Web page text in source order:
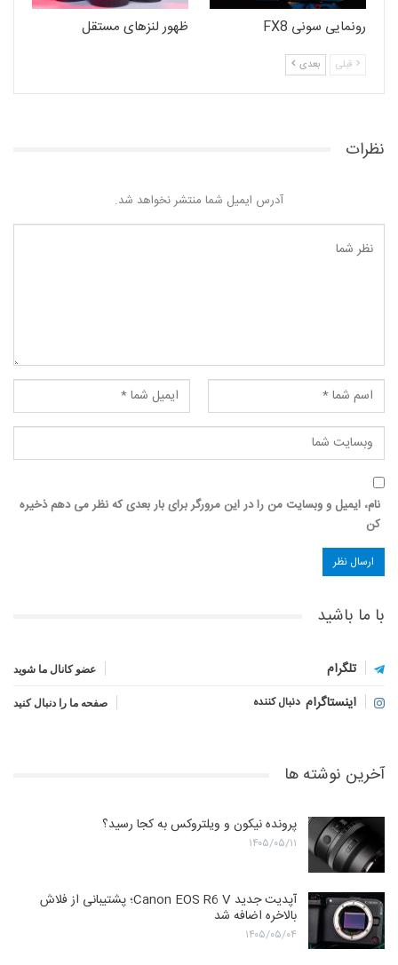
رونمایی سونی FX8 ظهور لنزهای مستقل
قبلی بعدی
نظرات
آدرس ایمیل شما منتشر نخواهد شد.
نام، ایمیل و وبسایت من را در این مرورگر برای بار بعدی که نظر می دهم ذخیره
کن
با ما باشید
تلگرام عضو کانال ما شوید
اینستاگرام دنبال کننده صفحه ما را دنبال کنید
آخرین نوشته ها
پرونده نیکون و ویلتروکس به کجا رسید؟
۱۴۰۵/۰۵/۱۱
آپدیت جدید Canon EOS R6 V؛ پشتیبانی از فلاش
بالاخره اضافه شد
۱۴۰۵/۰۵/۰۴